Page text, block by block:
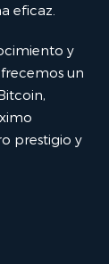
eficaz.
y
un
prestigio y